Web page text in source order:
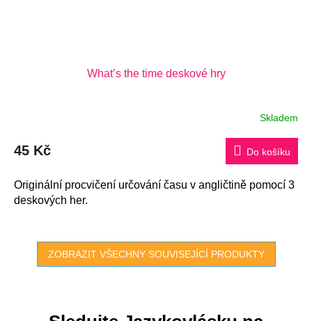
What’s the time deskové hry
Skladem
45 Kč Do košíku
Originální procvičení určování času v angličtině pomocí 3
deskových her.
ZOBRAZIT VŠECHNY SOUVISEJÍCÍ PRODUKTY